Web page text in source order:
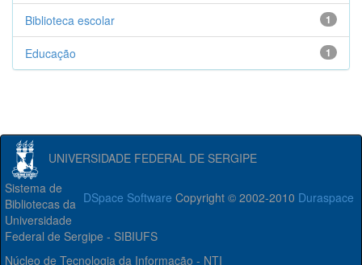
1
Biblioteca escolar
1
Educação
UNIVERSIDADE FEDERAL DE SERGIPE
DSpace Software Copyright © 2002-2010 Duraspace
Sistema de
Bibliotecas da
Universidade
Federal de Sergipe - SIBIUFS
Núcleo de Tecnologia da Informação - NTI